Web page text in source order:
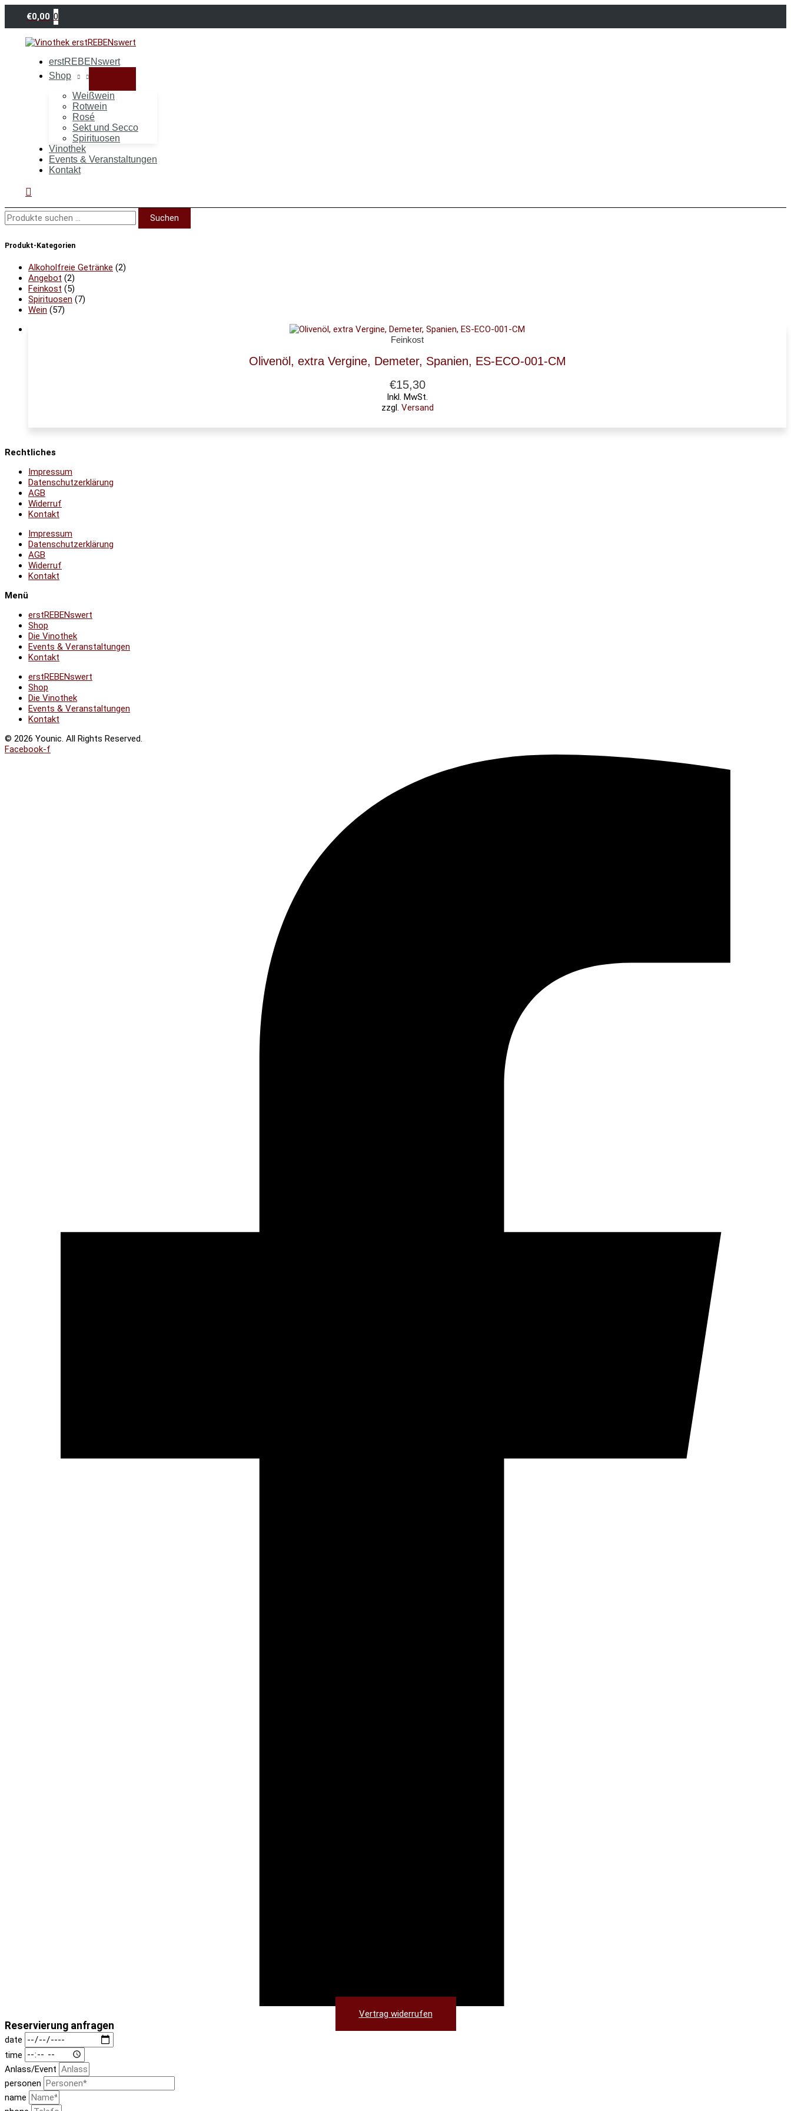
Zum
springen
€0,00 0
erstREBENswert
Shop
Weißwein
Rotwein
Rosé
Sekt und Secco
Spirituosen
Vinothek
Events & Veranstaltungen
Kontakt
Suchen
Suchen
Suchen
Produkt-Kategorien
Alkoholfreie Getränke (2)
Angebot (2)
Feinkost (5)
Spirituosen (7)
Wein (57)
Feinkost
Olivenöl, extra Vergine, Demeter, Spanien, ES-ECO-001-CM
€15,30
Inkl. MwSt.
zzgl. Versand
Rechtliches
Impressum
Datenschutzerklärung
AGB
Widerruf
Kontakt
Impressum
Datenschutzerklärung
AGB
Widerruf
Kontakt
Menü
erstREBENswert
Shop
Die Vinothek
Events & Veranstaltungen
Kontakt
erstREBENswert
Shop
Die Vinothek
Events & Veranstaltungen
Kontakt
© 2026 Younic. All Rights Reserved.
Facebook-f
Vertrag widerrufen
Reservierung anfragen
date
time
Anlass/Event
personen
name